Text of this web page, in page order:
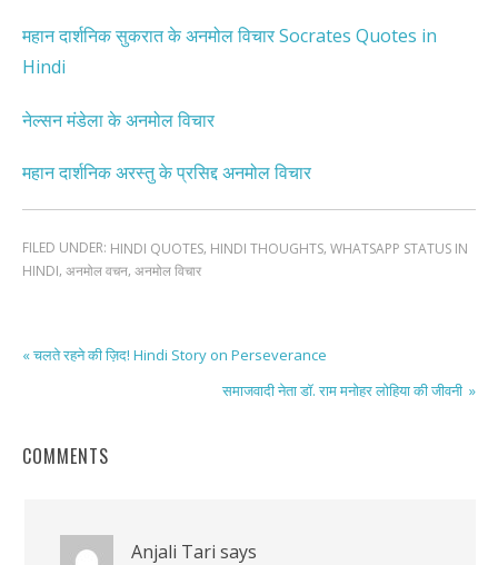
महान दार्शनिक सुकरात के अनमोल विचार Socrates Quotes in
Hindi
नेल्सन मंडेला के अनमोल विचार
महान दार्शनिक अरस्तु के प्रसिद्द अनमोल विचार
FILED UNDER: HINDI QUOTES, HINDI THOUGHTS, WHATSAPP STATUS IN
HINDI, अनमोल वचन, अनमोल विचार
« चलते रहने की ज़िद! Hindi Story on Perseverance
समाजवादी नेता डॉ. राम मनोहर लोहिया की जीवनी »
COMMENTS
Anjali Tari says